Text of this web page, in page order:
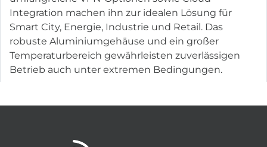
Integration machen ihn zur idealen Lösung für
Smart City, Energie, Industrie und Retail. Das
robuste Aluminiumgehäuse und ein großer
Temperaturbereich gewährleisten zuverlässigen
Betrieb auch unter extremen Bedingungen.